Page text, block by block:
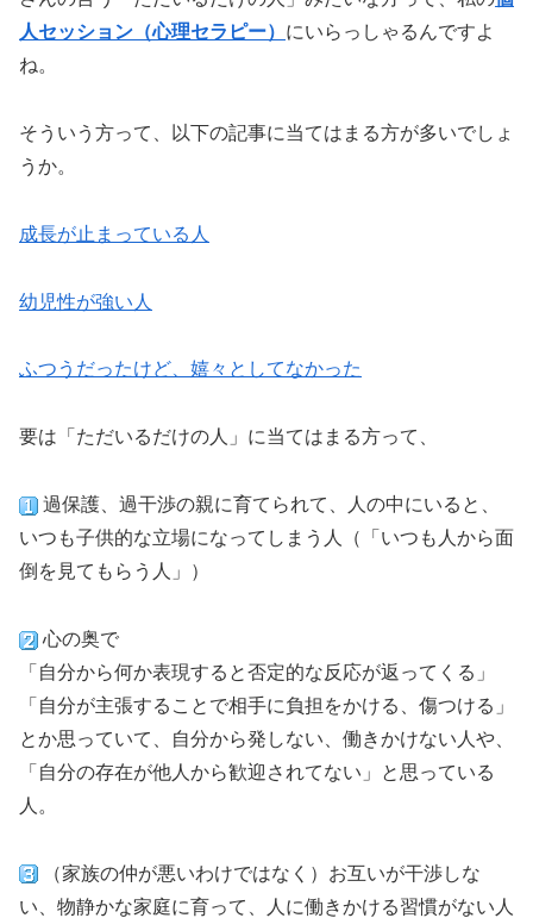
人セッション（心理セラピー） にいらっしゃるんですよ
ね。
そういう方って、以下の記事に当てはまる方が多いでしょ
うか。
成長が止まっている人
幼児性が強い人
ふつうだったけど、嬉々としてなかった
要は「ただいるだけの人」に当てはまる方って、
過保護、過干渉の親に育てられて、人の中にいると、
いつも子供的な立場になってしまう人（「いつも人から面
倒を見てもらう人」）
心の奥で
「自分から何か表現すると否定的な反応が返ってくる」
「自分が主張することで相手に負担をかける、傷つける」
とか思っていて、自分から発しない、働きかけない人や、
「自分の存在が他人から歓迎されてない」と思っている
人。
（家族の仲が悪いわけではなく）お互いが干渉しな
い、物静かな家庭に育って、人に働きかける習慣がない人